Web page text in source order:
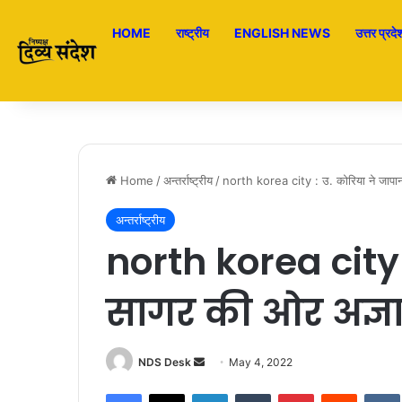
HOME राष्ट्रीय ENGLISH NEWS उत्तर
Home /अन्तर्राष्ट्रीय / north korea city : उ. कोरिया ने जापान
अन्तर्राष्ट्रीय
north korea city
सागर की ओर
NDS Desk May 4, 2022